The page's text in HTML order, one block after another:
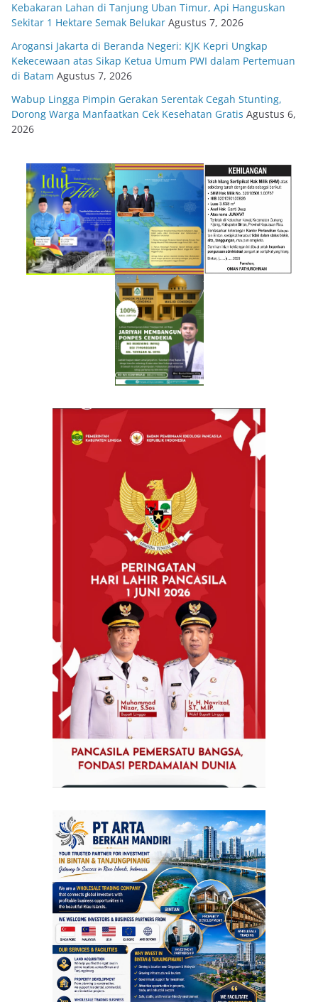
Kebakaran Lahan di Tanjung Uban Timur, Api Hanguskan
Sekitar 1 Hektare Semak Belukar Agustus 7, 2026
Arogansi Jakarta di Beranda Negeri: KJK Kepri Ungkap
Kekecewaan atas Sikap Ketua Umum PWI dalam Pertemuan
di Batam Agustus 7, 2026
Wabup Lingga Pimpin Gerakan Serentak Cegah Stunting,
Dorong Warga Manfaatkan Cek Kesehatan Gratis Agustus 6,
2026